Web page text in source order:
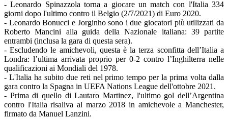
- Leonardo Spinazzola torna a giocare un match con l'Italia 334
giorni dopo l'ultimo contro il Belgio (2/7/2021) di Euro 2020.
- Leonardo Bonucci e Jorginho sono i due giocatori più utilizzati da
Roberto Mancini alla guida della Nazionale italiana: 39 partite
entrambi (inclusa la gara di questa sera).
- Escludendo le amichevoli, questa è la terza sconfitta dell’Italia a
Londra: l’ultima arrivata proprio per 0-2 contro l’Inghilterra nelle
qualificazioni ai Mondiali del 1978.
- L'Italia ha subito due reti nel primo tempo per la prima volta dalla
gara contro la Spagna in UEFA Nations League dell'ottobre 2021.
- Prima di quello di Lautaro Martinez, l'ultimo gol dell’Argentina
contro l'Italia risaliva al marzo 2018 in amichevole a Manchester,
firmato da Manuel Lanzini.